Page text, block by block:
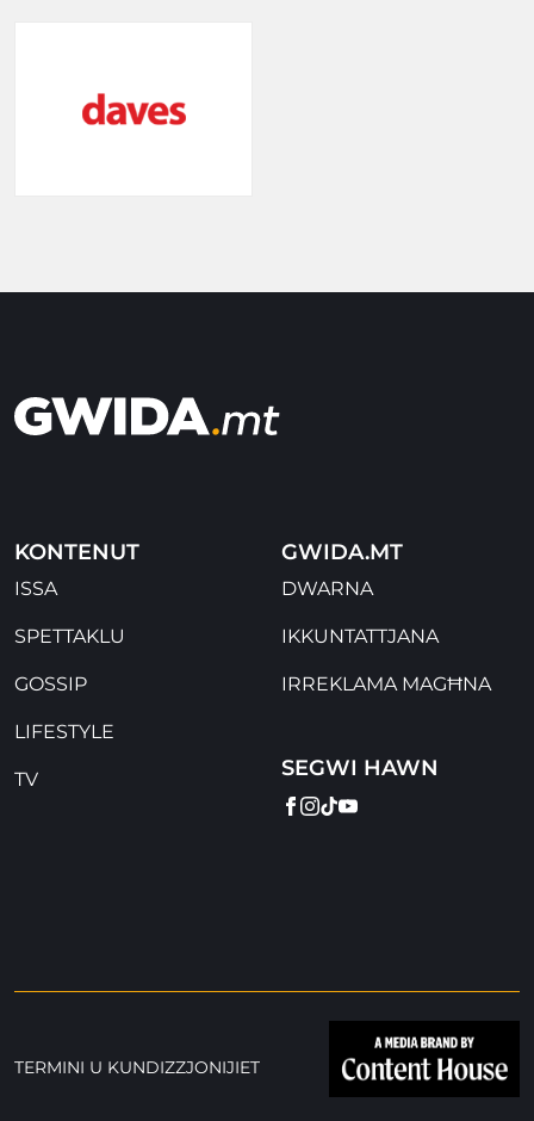
KONTENUT
ISSA
SPETTAKLU
GOSSIP
LIFESTYLE
TV
GWIDA.MT
DWARNA
IKKUNTATTJANA
IRREKLAMA MAGĦNA
SEGWI HAWN
FACEBOOK
INSTAGRAM
TIKTOK
YOUTUBE
TERMINI U KUNDIZZJONIJIET